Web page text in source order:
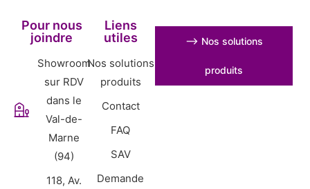
Pour nous
joindre
Showroom
sur RDV
dans le
Val-de-
Marne
(94)
118, Av.
Liens
utiles
Nos solutions
produits
Contact
FAQ
SAV
Demande
⟶ Nos solutions
produits